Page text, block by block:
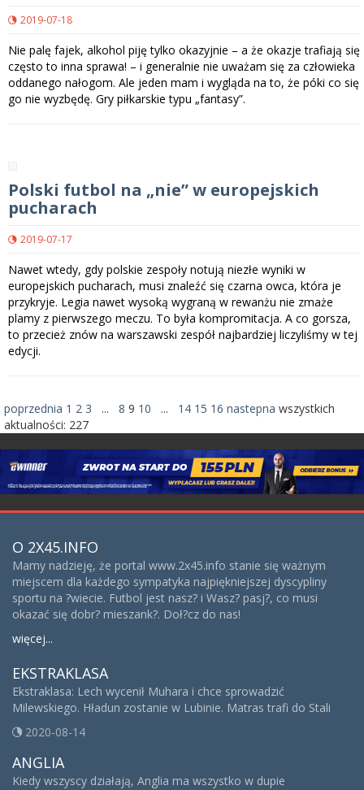
2019-07-18
Nie palę fajek, alkohol piję tylko okazyjnie – a że okazje trafiają się
często to inna sprawa! – i generalnie nie uważam się za człowieka
oddanego nałogom. Ale jeden mam i wygląda na to, że póki co się
go nie wyzbędę. Gry piłkarskie typu „fantasy”.
Polski futbol na „nie” w europejskich
pucharach
2019-07-17
Nawet wtedy, gdy polskie zespoły notują niezłe wyniki w
europejskich pucharach, musi znaleźć się czarna owca, która je
przykryje. Legia nawet wysoką wygraną w rewanżu nie zmaże
plamy z pierwszego meczu. To była kompromitacja. A co gorsza,
to przecież znów na warszawski zespół najbardziej liczyliśmy w tej
edycji.
poprzednia 1 2 3 ... 8 9 10 ... 14 15 16 nastepna wszystkich
aktualności: 227
O 2X45.INFO
Mamy nadzieję, że portal www.2x45.info stanie się ważnym
miejscem dla każdego sympatyka najpiękniejszej dyscypliny
sportu na ?wiecie. Futbol jest nasz? i Wasz? pasj?, co musi
okazać się dobr? mieszank?. Doł?cz do nas!
więcej...
EKSTRAKLASA
Ekstraklasa: Lech wycenił Muhara i chce sprowadzić
Milewskiego. Hładun zostanie w Lubinie. Matras trafi do Stali
2020-08-14
ANGLIA
Kiedy wszyscy działają, Anglia ma wszystko w dupie